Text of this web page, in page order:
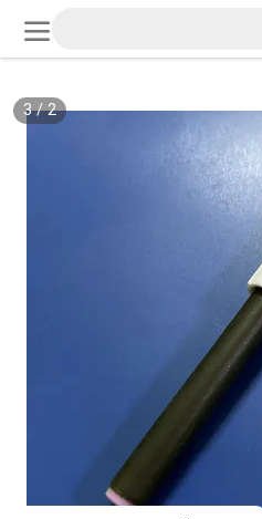
2
/
3